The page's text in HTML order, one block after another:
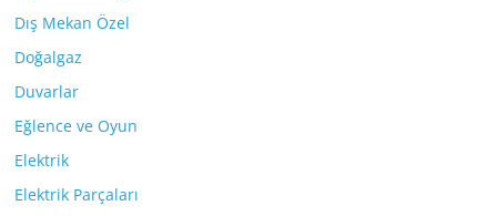
Dış Mekan Özel
Doğalgaz
Duvarlar
Eğlence ve Oyun
Elektrik
Elektrik Parçaları